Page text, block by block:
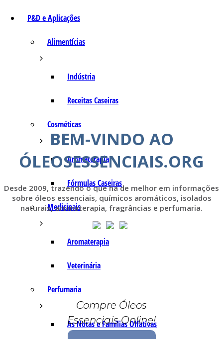
P&D e Aplicações
Alimentícias
Indústria
Receitas Caseiras
Cosméticas
Aromaterapia
Fórmulas Caseiras
Medicinais
Aromaterapia
Veterinária
Perfumaria
As Notas e Famílias Olfativas
BEM-VINDO AO
ÓLEOSESSENCIAIS.ORG
Desde 2009, trazendo o que há de melhor em informações
sobre óleos essenciais, químicos aromáticos, isolados
naturais, aromaterapia, fragrâncias e perfumaria.
Compre Óleos
Essenciais Online!